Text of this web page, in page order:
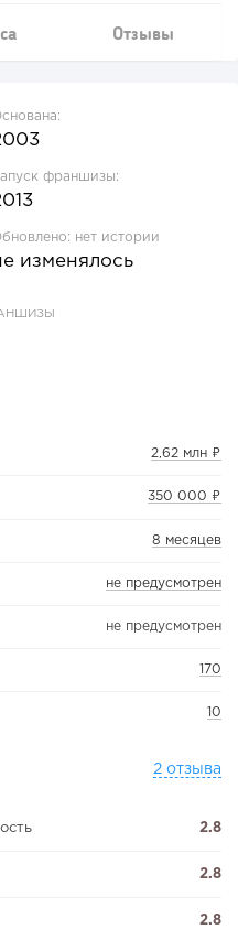
Отзывы
франшизы:
нет истории
изменялось
2,62 млн ₽
350 000 ₽
8 месяцев
не предусмотрен
не предусмотрен
170
10
2 отзыва
2.8
2.8
2.8